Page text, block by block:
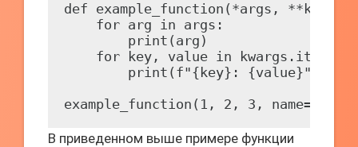
def example_function(*args,
    for arg in args:
        print(arg)
for key, value in
        print(f"{key}: {value}")
В приведенном выше примере функции